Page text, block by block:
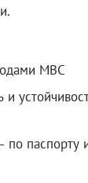
МВС
и
по паспорту